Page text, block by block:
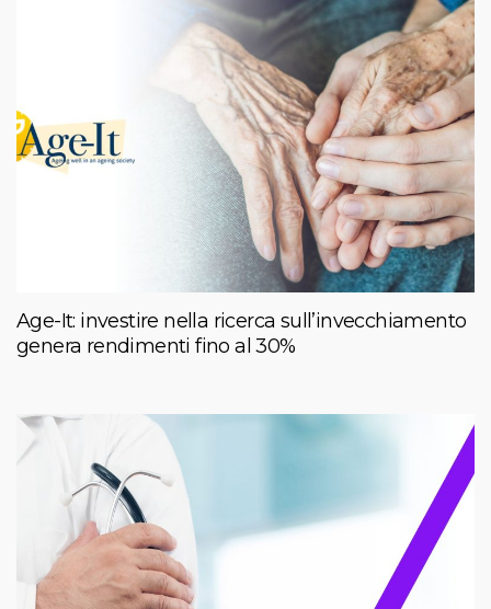
Age-It: investire nella ricerca sull’invecchiamento
genera rendimenti fino al 30%